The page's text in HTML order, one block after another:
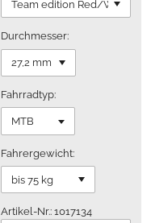
Durchmesser:
Fahrradtyp:
Fahrergewicht:
Artikel-Nr.: 1017134